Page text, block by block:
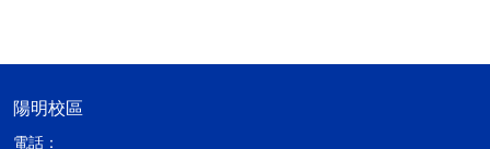
陽明校區
電話：